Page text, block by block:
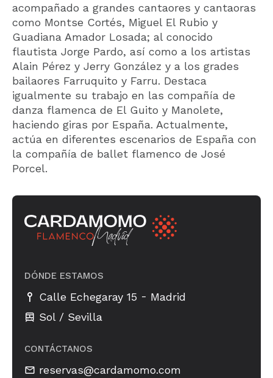
acompañado a grandes cantaores y cantaoras
como Montse Cortés, Miguel El Rubio y
Guadiana Amador Losada; al conocido
flautista Jorge Pardo, así como a los artistas
Alain Pérez y Jerry González y a los grades
bailaores Farruquito y Farru. Destaca
igualmente su trabajo en las compañía de
danza flamenca de El Guito y Manolete,
haciendo giras por España. Actualmente,
actúa en diferentes escenarios de España con
la compañía de ballet flamenco de José
Porcel.
DÓNDE ESTAMOS
Calle Echegaray 15 - Madrid
Sol / Sevilla
CONTÁCTANOS
reservas@cardamomo.com